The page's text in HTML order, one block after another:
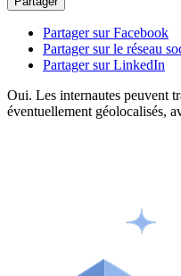
Partager sur Facebook
Partager sur le réseau
Partager sur LinkedIn
Oui. Les internautes peuvent
éventuellement géolocalisés,